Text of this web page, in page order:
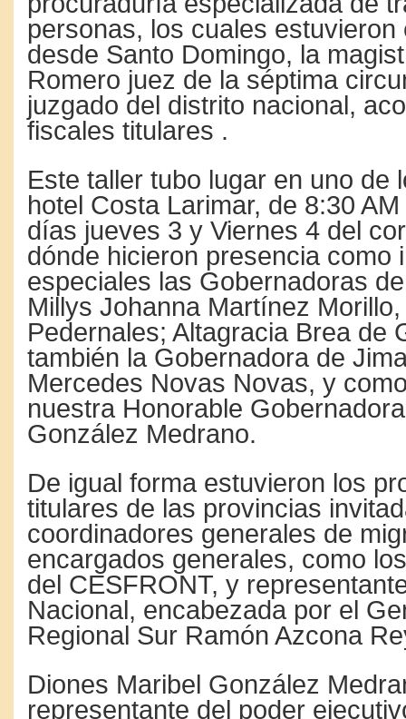
personas, los cuales estuvieron
desde Santo Domingo, la
Romero juez de la séptima
juzgado del distrito nacional,
fiscales titulares .
Este taller tubo lugar en uno de
hotel Costa Larimar, de 8:30
días jueves 3 y Viernes 4 del
dónde hicieron presencia como
especiales las Gobernadoras
Millys Johanna Martínez
Pedernales; Altagracia Brea de
también la Gobernadora de
Mercedes Novas Novas, y
nuestra Honorable
González Medrano.
De igual forma estuvieron los
titulares de las provincias
coordinadores generales de
encargados generales, como
del CESFRONT, y
Nacional, encabezada por el
Regional Sur Ramón Azcona
Diones Maribel González
representante del poder